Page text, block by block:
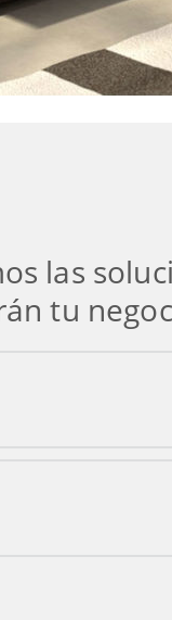
las
tu